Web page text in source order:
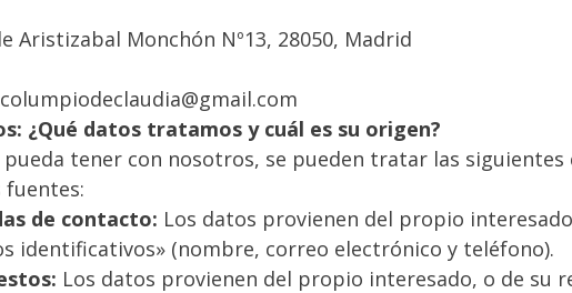
Aristizabal Monchón Nº13, 28050, Madrid
¿Qué datos tratamos y cuál es su origen?
pueda tener con nosotros, se pueden tratar las
de contacto: Los datos provienen del propio
identificativos» (nombre, correo electrónico y teléfono).
Los datos provienen del propio interesado, o de su